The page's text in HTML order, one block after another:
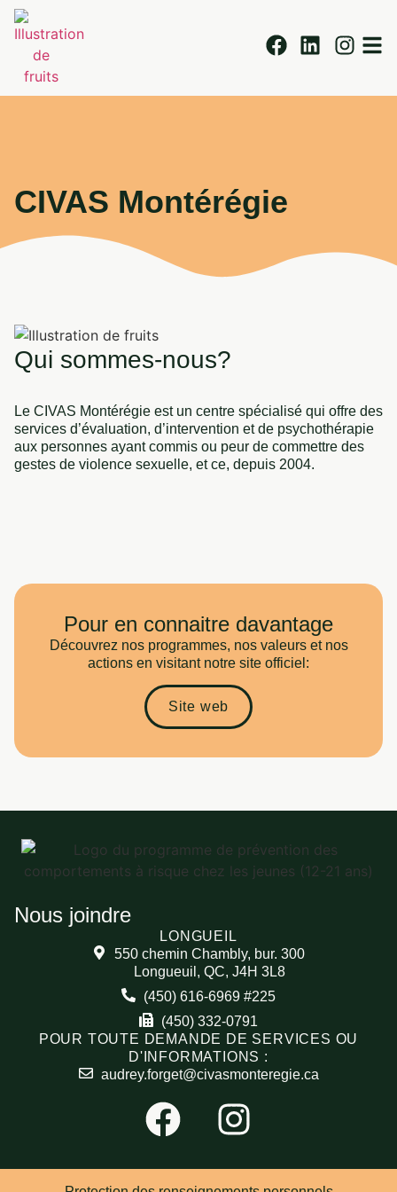
Civas Montérégie
Partenaires
Modalités
CIVAS Montérégie
Qui sommes-nous?
Le CIVAS Montérégie est un centre spécialisé qui offre des
services d’évaluation, d’intervention et de psychothérapie
aux personnes ayant commis ou peur de commettre des
gestes de violence sexuelle, et ce, depuis 2004.
Pour en connaitre davantage
Découvrez nos programmes, nos valeurs et nos
actions en visitant notre site officiel:
Site web
Nous joindre
LONGUEIL
550 chemin Chambly, bur. 300
Longueuil, QC, J4H 3L8
(450) 616-6969 #225
(450) 332-0791
POUR TOUTE DEMANDE DE SERVICES OU
D'INFORMATIONS :
audrey.forget@civasmonteregie.ca